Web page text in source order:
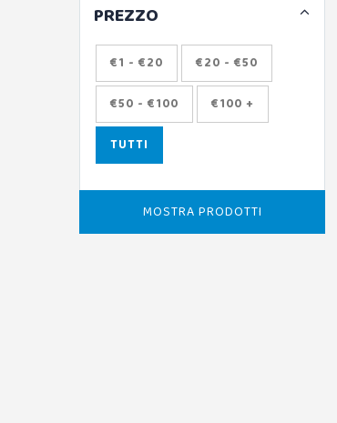
PREZZO
€1 - €20 €20 - €50
€50 - €100 €100 +
TUTTI
MOSTRA PRODOTTI